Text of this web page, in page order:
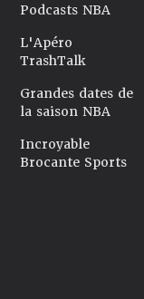
Podcasts NBA
L'Apéro
TrashTalk
Grandes dates de
la saison NBA
Incroyable
Brocante Sports